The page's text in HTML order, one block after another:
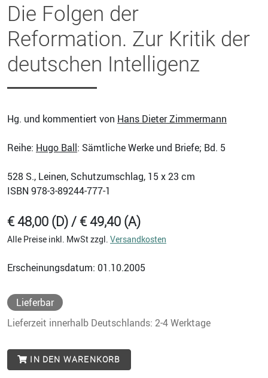
Die Folgen der
Reformation. Zur Kritik der
deutschen Intelligenz
Hg. und kommentiert von Hans Dieter Zimmermann
Reihe: Hugo Ball: Sämtliche Werke und Briefe; Bd. 5
528 S., Leinen, Schutzumschlag, 15 x 23 cm
ISBN 978-3-89244-777-1
€ 48,00 (D) / € 49,40 (A)
Alle Preise inkl. MwSt zzgl. Versandkosten
Erscheinungsdatum: 01.10.2005
Lieferbar
Lieferzeit innerhalb Deutschlands: 2-4 Werktage
IN DEN WARENKORB